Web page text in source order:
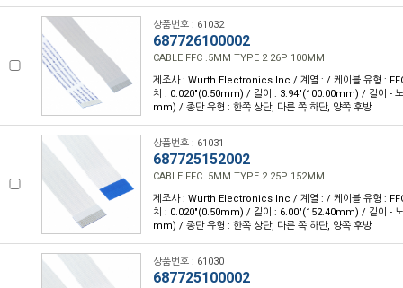
상품번호 : 61032
687726100002
CABLE FFC .5MM TYPE 2 26P 100MM
제조사 : Wurth Electronics Inc / 계열 : / 케이블 유형 :
치 : 0.020"(0.50mm) / 길이 : 3.94"(100.00mm) / 길이 -
mm) / 종단 유형 : 한쪽 상단, 다른 쪽 하단, 양쪽 후방
상품번호 : 61031
687725152002
CABLE FFC .5MM TYPE 2 25P 152MM
제조사 : Wurth Electronics Inc / 계열 : / 케이블 유형 :
치 : 0.020"(0.50mm) / 길이 : 6.00"(152.40mm) / 길이 -
mm) / 종단 유형 : 한쪽 상단, 다른 쪽 하단, 양쪽 후방
상품번호 : 61030
687725100002